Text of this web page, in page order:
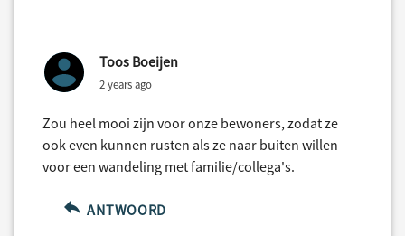
Toos Boeijen
2 years ago
Zou heel mooi zijn voor onze bewoners, zodat ze
ook even kunnen rusten als ze naar buiten willen
voor een wandeling met familie/collega's.
ANTWOORD